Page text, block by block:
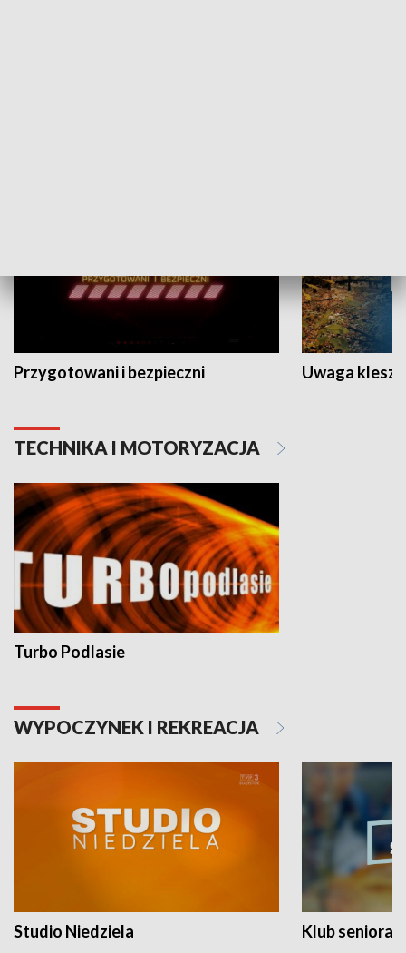
Przygotowani i bezpieczni Uwaga
TECHNIKA I MOTORYZACJA
Turbo Podlasie
WYPOCZYNEK I REKREACJA
Studio Niedziela Klub seniora